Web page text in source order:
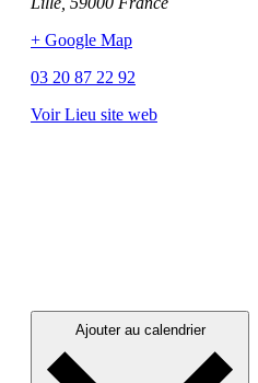
+ Google Map
03 20 87 22 92
Voir Lieu site web
Ajouter au calendrier